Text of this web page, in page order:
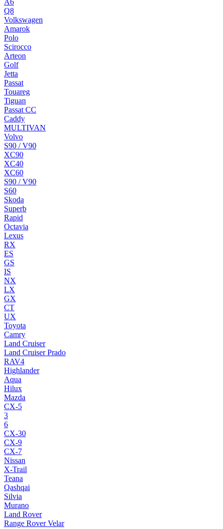
A6
Q8
Volkswagen
Amarok
Polo
Scirocco
Arteon
Golf
Jetta
Passat
Touareg
Tiguan
Passat CC
Caddy
MULTIVAN
Volvo
S90 / V90
XC90
XC40
XC60
S90 / V90
S60
Skoda
Superb
Rapid
Octavia
Lexus
RX
ES
GS
IS
NX
LX
GX
CT
UX
Toyota
Camry
Land Cruiser
Land Cruiser Prado
RAV4
Highlander
Aqua
Hilux
Mazda
CX-5
3
6
CX-30
CX-9
CX-7
Nissan
X-Trail
Teana
Qashqai
Silvia
Murano
Land Rover
Range Rover Velar